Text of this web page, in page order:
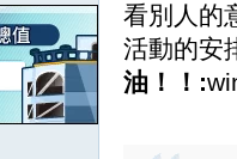
看別人的
活動的安
油！！: